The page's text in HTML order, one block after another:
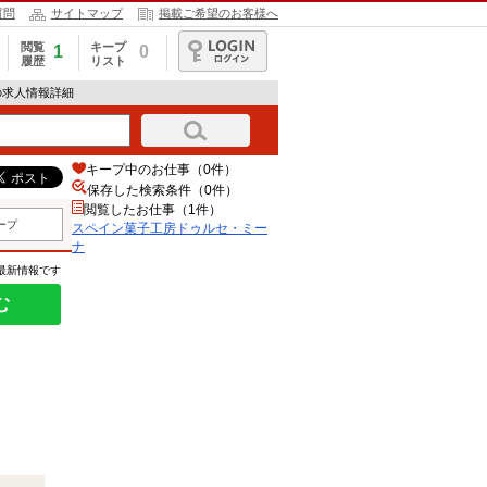
問 サイトマップ 掲載ご希望のお客様へ
閲覧
履歴
1
キープ
リスト
0
ログイン
人情報詳細
プ
新情報です
キープ中のお仕事（0件）
保存した検索条件（0件）
閲覧したお仕事（1件）
スペイン菓子工房ドゥルセ・ミー
ナ